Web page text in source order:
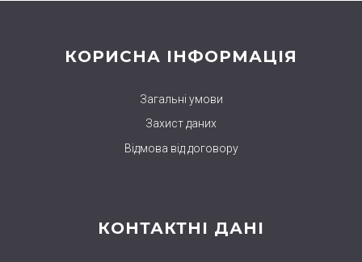
КОРИСНА ІНФОРМАЦІЯ
Загальні умови
Захист даних
Відмова від договору
КОНТАКТНІ ДАНІ